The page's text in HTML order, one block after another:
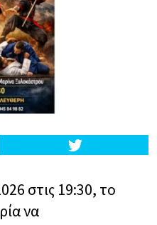
στις 19:30, το
να